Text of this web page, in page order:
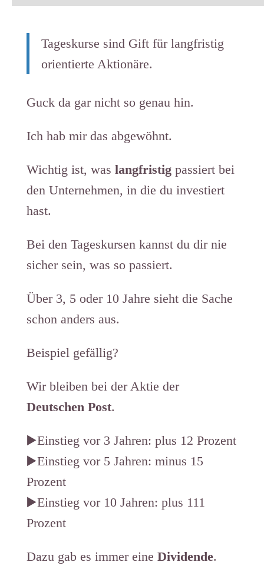
Tageskurse sind Gift für langfristig
orientierte Aktionäre. ​​​​​​​​​​​​​​​​​​​​​​​​​
Guck da gar nicht so genau hin.
Ich hab mir das abgewöhnt.
Wichtig ist, was langfristig​passiert bei
den Unternehmen, in die du investiert
hast.
Bei den Tageskursen kannst du dir nie
sicher sein, was so passiert.
Über 3, 5 oder 10 Jahre sieht die Sache
schon anders aus. ​​​​​​​
Beispiel gefällig?
Wir bleiben bei der Aktie der
Deutschen Post.
▶️Einstieg vor 3 Jahren:​ plus 12 Prozent
▶️Einstieg vor 5 Jahren: minus 15
Prozent​
▶️Einstieg vor 10 Jahren: plus 111
Prozent
Dazu gab es immer eine Dividende.